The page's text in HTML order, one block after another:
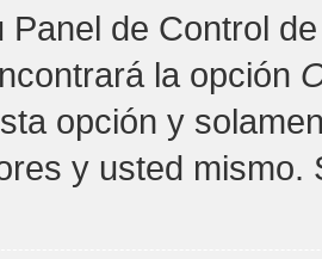
Panel de Control
la opción
opción y
y usted